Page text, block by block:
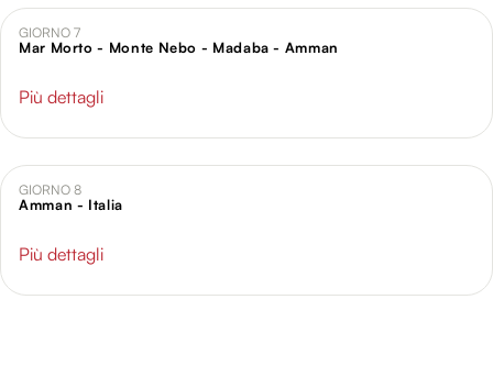
GIORNO 7
Mar Morto - Monte Nebo - Madaba - Amman
Più dettagli
GIORNO 8
Amman - Italia
Più dettagli